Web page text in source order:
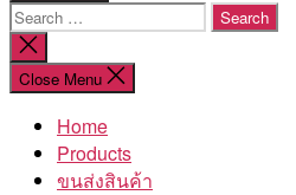
Search
for:
Close
search
Close Menu
Home
Products
ขนส่งสินค้า